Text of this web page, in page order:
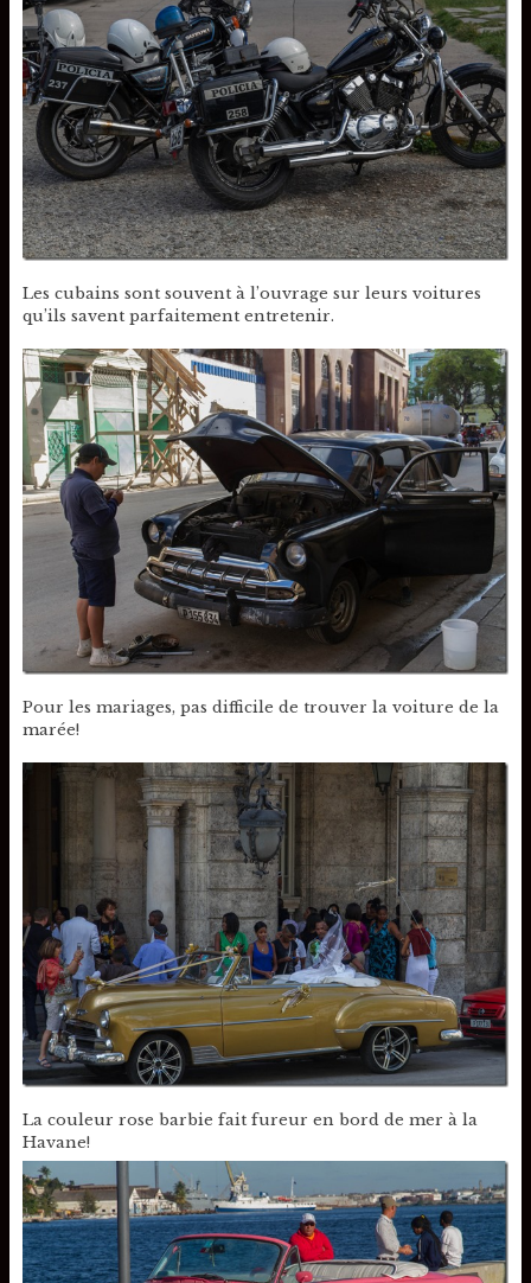
Les cubains sont souvent à l’ouvrage sur leurs voitures
qu’ils savent parfaitement entretenir.
Pour les mariages, pas difficile de trouver la voiture de la
marée!
La couleur rose barbie fait fureur en bord de mer à la
Havane!